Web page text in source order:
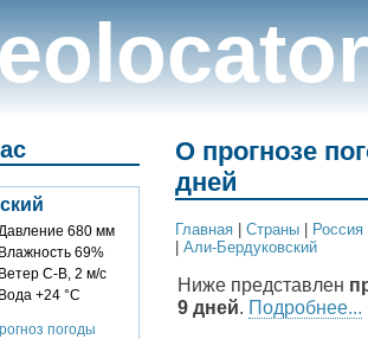
Давление 680 мм
Влажность 69%
Ветер С-В, 2 м/с
Вода +24 °C
погоды
О прогнозе
дней
Главная | Cтраны | Россия
| Али-Бердуковский
Ниже представлен
9 дней Подробнее...